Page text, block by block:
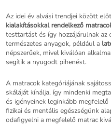
Az idei év alvási trendjei között
kialakításokkal rendelkező
testtartást és így hozzájárulnak az
természetes anyagok, például a
népszerűek, mivel kiválóan
segítik a nyugodt pihenést.
A matracok kategóriájának
skáláját kínálja, így mindenki
és igényeinek leginkább
fizikai és mentális egészségünk
odafigyelni a megfelelő matrac